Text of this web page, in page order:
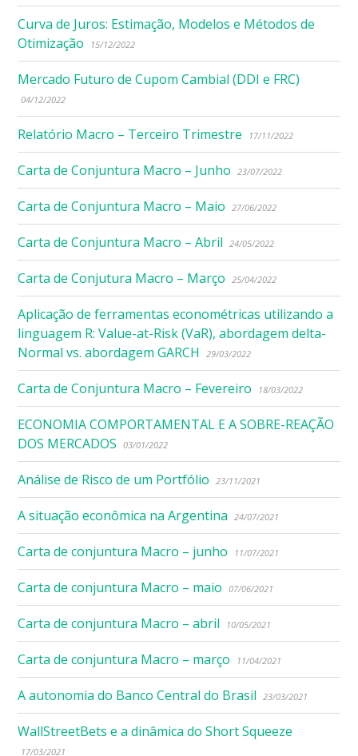
Curva de Juros: Estimação, Modelos e Métodos de
Otimização
15/12/2022
Mercado Futuro de Cupom Cambial (DDI e FRC)
04/12/2022
Relatório Macro – Terceiro Trimestre 17/11/2022
Carta de Conjuntura Macro – Junho 23/07/2022
Carta de Conjuntura Macro – Maio 27/06/2022
Carta de Conjuntura Macro – Abril 24/05/2022
Carta de Conjutura Macro – Março 25/04/2022
Aplicação de ferramentas econométricas utilizando a
linguagem R: Value-at-Risk (VaR), abordagem delta-
Normal vs. abordagem GARCH
29/03/2022
Carta de Conjuntura Macro – Fevereiro 18/03/2022
ECONOMIA COMPORTAMENTAL E A SOBRE-REAÇÃO
DOS MERCADOS
03/01/2022
Análise de Risco de um Portfólio 23/11/2021
A situação econômica na Argentina 24/07/2021
Carta de conjuntura Macro – junho 11/07/2021
Carta de conjuntura Macro – maio 07/06/2021
Carta de conjuntura Macro – abril 10/05/2021
Carta de conjuntura Macro – março 11/04/2021
A autonomia do Banco Central do Brasil 23/03/2021
WallStreetBets e a dinâmica do Short Squeeze
17/03/2021